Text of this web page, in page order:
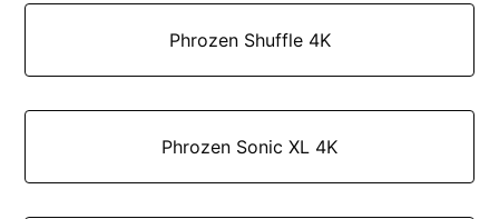
Phrozen Shuffle 4K
Phrozen Sonic XL 4K